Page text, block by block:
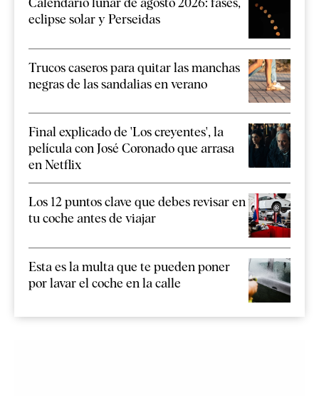
eclipse solar y Perseidas
Trucos caseros para quitar las manchas
negras de las sandalias en verano
Final explicado de 'Los creyentes', la
película con José Coronado que arrasa
en Netflix
Los 12 puntos clave que debes revisar en
tu coche antes de viajar
Esta es la multa que te pueden poner
por lavar el coche en la calle